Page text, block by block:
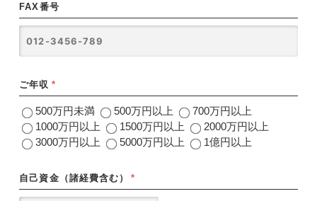
FAX番号
ご年収 *
500万円未満 500万円以上
700万円以上
1000万円以上
1500万円以上
2000万円以上
3000万円以上
5000万円以上 1億円以上
自己資金（諸経費含む） *